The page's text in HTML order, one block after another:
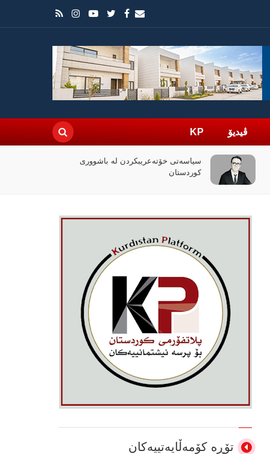
ڤیدیۆ KP
سیاسەتی خۆتەعریبکردن لە باشووری
کوردستان
تۆڕە کۆمەڵایەتییەکان